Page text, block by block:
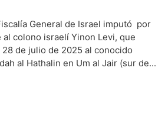
General de Israel imputó por
colono israelí Yinon Levi, que
de julio de 2025 al conocido
al Hathalin en Um al Jair (sur de...